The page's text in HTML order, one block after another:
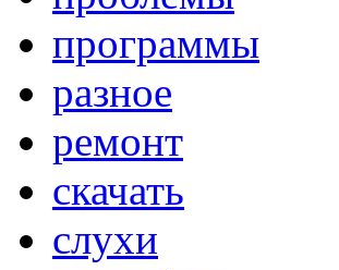
программы
разное
ремонт
скачать
слухи